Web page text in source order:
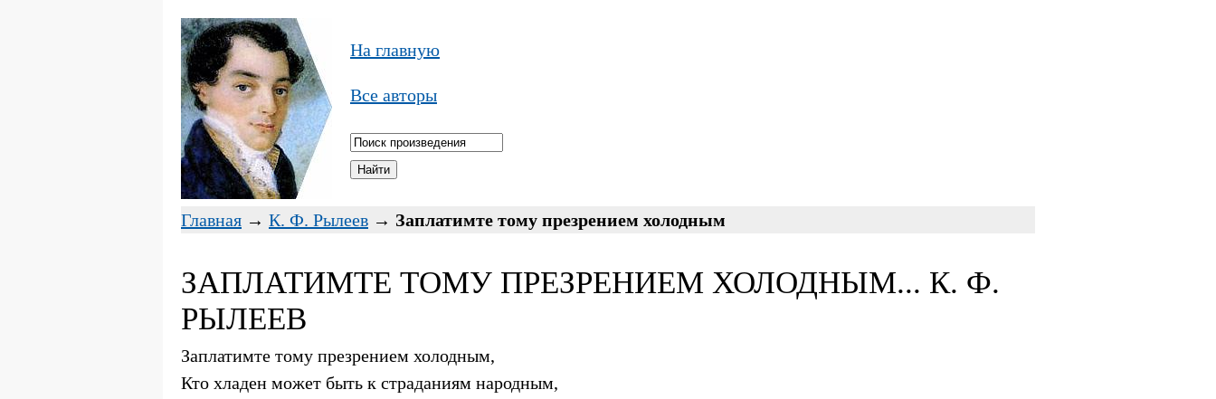
На главную
Все авторы
Главная → К. Ф. Рылеев → Заплатимте тому презрением холодным
ЗАПЛАТИМТЕ ТОМУ ПРЕЗРЕНИЕМ ХОЛОДНЫМ... К. Ф.
РЫЛЕЕВ
Заплатимте тому презрением холодным,
Кто хладен может быть к страданиям народным,